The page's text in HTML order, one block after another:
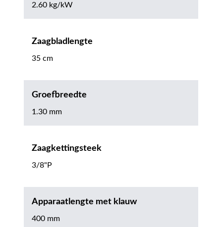
2.60 kg/kW
Zaagbladlengte
35 cm
Groefbreedte
1.30 mm
Zaagkettingsteek
3/8"P
Apparaatlengte met klauw
400 mm